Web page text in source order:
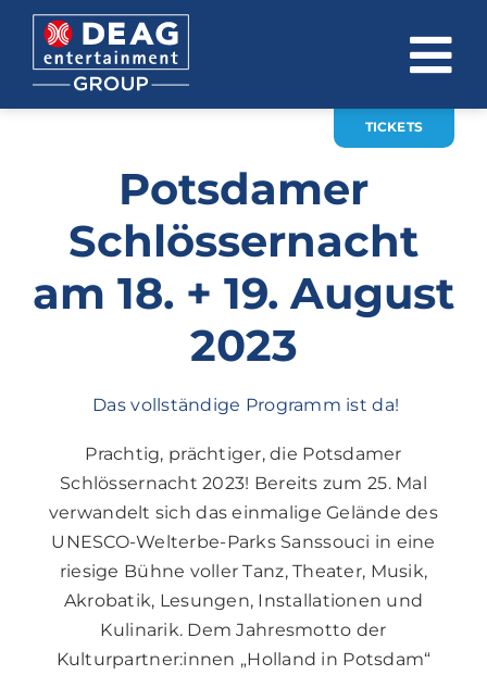
Zum
Inhalt
springen
INVESTOR RELATIONS
EVENTS
KARRIERE
EN
TICKETS
Potsdamer
Schlössernacht
am 18. + 19. August
2023
Das vollständige Programm ist da!
Prachtig, prächtiger, die Potsdamer
Schlössernacht 2023! Bereits zum 25. Mal
verwandelt sich das einmalige Gelände des
UNESCO-Welterbe-Parks Sanssouci in eine
riesige Bühne voller Tanz, Theater, Musik,
Akrobatik, Lesungen, Installationen und
Kulinarik. Dem Jahresmotto der
Kulturpartner:innen „Holland in Potsdam“